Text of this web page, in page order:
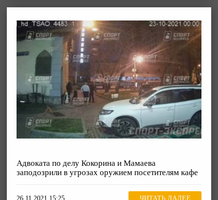
Адвоката по делу Кокорина и Мамаева
заподозрили в угрозах оружием посетителям кафе
26.11.2021 15:25 ЧИТАТЬ ДАЛЕЕ